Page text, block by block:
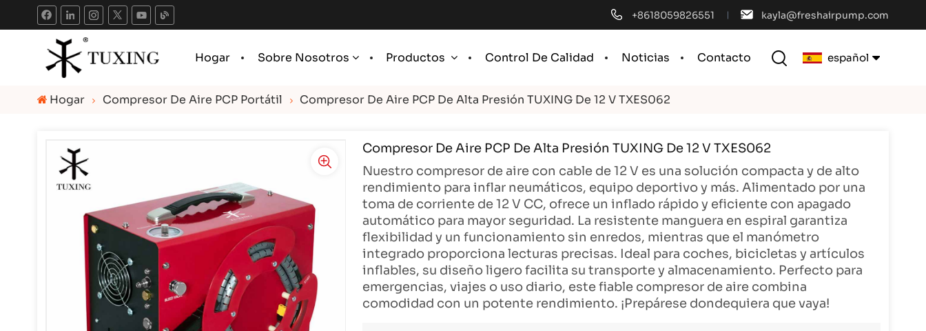
+8618059826551 kayla@freshairpump.com
Hogar Sobre Nosotros Productos Control De Calidad Noticias Contacto español
español
português
العربية
中文
Hogar Compresor De Aire PCP Portátil Compresor De Aire PCP De Alta Presión TUXING De 12 V TXES062
Compresor De Aire PCP De Alta Presión TUXING De 12 V TXES062
Nuestro compresor de aire con cable de 12 V es una solución compacta y de alto
rendimiento para inflar neumáticos, equipo deportivo y más. Alimentado por una
toma de corriente de 12 V CC, ofrece un inflado rápido y eficiente con apagado
automático para mayor seguridad. La resistente manguera en espiral garantiza
flexibilidad y un funcionamiento sin enredos, mientras que el manómetro
integrado proporciona lecturas precisas. Ideal para coches, bicicletas y artículos
inflables, su diseño ligero facilita su transporte y almacenamiento. Perfecto para
emergencias, viajes o uso diario, este fiable compresor de aire combina
comodidad con un potente rendimiento. ¡Prepárese dondequiera que vaya!